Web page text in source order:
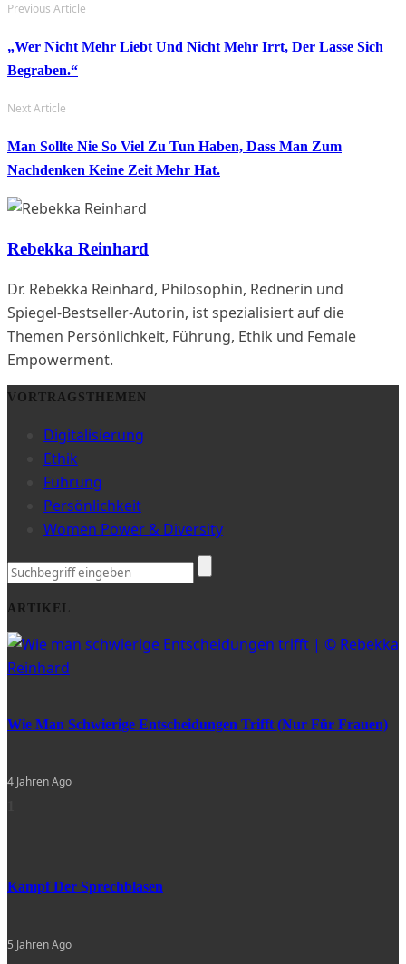
Previous Article
„Wer Nicht Mehr Liebt Und Nicht Mehr Irrt, Der Lasse Sich
Begraben.“
Next Article
Man Sollte Nie So Viel Zu Tun Haben, Dass Man Zum
Nachdenken Keine Zeit Mehr Hat.
Rebekka Reinhard
Dr. Rebekka Reinhard, Philosophin, Rednerin und
Spiegel-Bestseller-Autorin, ist spezialisiert auf die
Themen Persönlichkeit, Führung, Ethik und Female
Empowerment.
VORTRAGSTHEMEN
Digitalisierung
Ethik
Führung
Persönlichkeit
Women Power & Diversity
ARTIKEL
Wie Man Schwierige Entscheidungen Trifft (nur Für Frauen)
4 Jahren Ago
Kampf Der Sprechblasen
5 Jahren Ago